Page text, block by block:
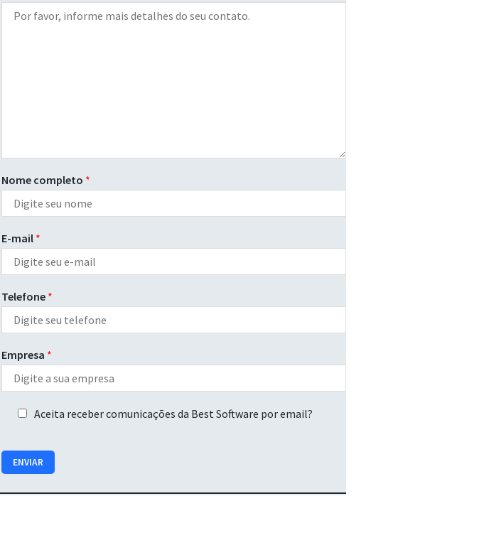
Nome completo *
E-mail *
Telefone *
Empresa *
i
t
r
Aceita receber comunicações da Best Software por email?
ENVIAR